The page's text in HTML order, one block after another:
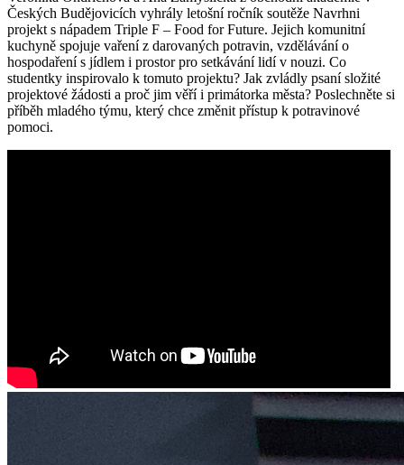
Českých Budějovicích vyhrály letošní ročník soutěže Navrhni
projekt s nápadem Triple F – Food for Future. Jejich komunitní
kuchyně spojuje vaření z darovaných potravin, vzdělávání o
hospodaření s jídlem i prostor pro setkávání lidí v nouzi. Co
studentky inspirovalo k tomuto projektu? Jak zvládly psaní složité
projektové žádosti a proč jim věří i primátorka města? Poslechněte si
příběh mladého týmu, který chce změnit přístup k potravinové
pomoci.